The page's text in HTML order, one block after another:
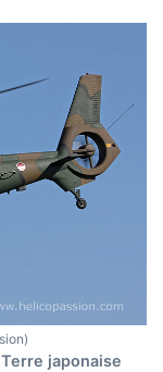
japonaise